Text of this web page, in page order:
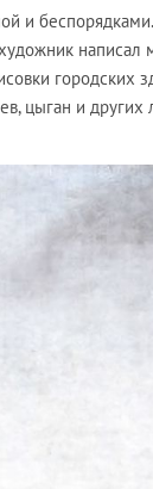
и
городских
цыган и